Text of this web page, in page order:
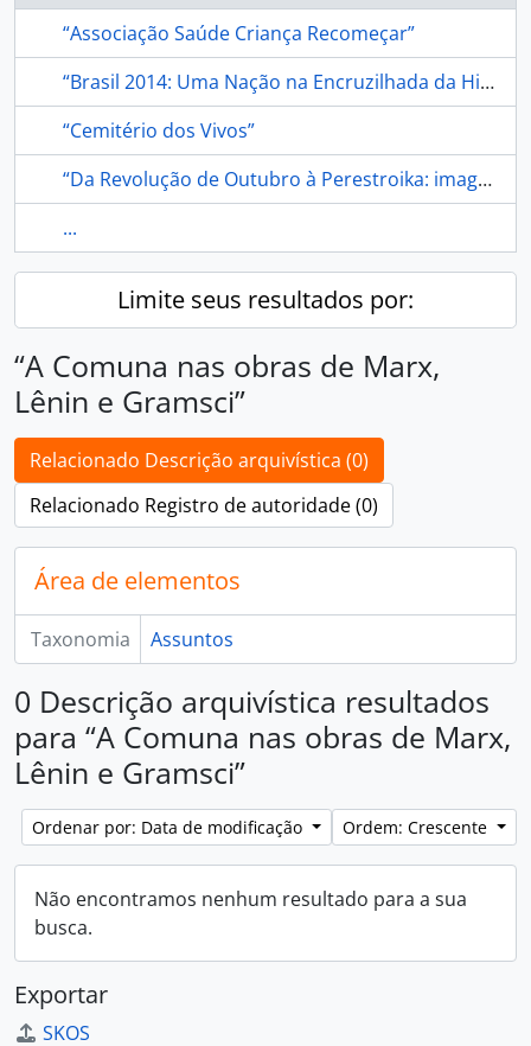
“Associação Saúde Criança Recomeçar”
“Brasil 2014: Uma Nação na Encruzilhada da História?”
“Cemitério dos Vivos”
“Da Revolução de Outubro à Perestroika: imagens do Socialismo na União Soviética”
...
Limite seus resultados por:
“A Comuna nas obras de Marx,
Lênin e Gramsci”
Relacionado Descrição arquivística (0)
Relacionado Registro de autoridade (0)
Área de elementos
Taxonomia Assuntos
0 Descrição arquivística resultados
para “A Comuna nas obras de Marx,
Lênin e Gramsci”
Ordenar por: Data de modificação Ordem: Crescente
Não encontramos nenhum resultado para a sua
busca.
Exportar
SKOS